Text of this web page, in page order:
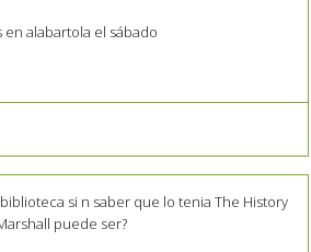
alabartola el sábado
si n saber que lo tenia The History
puede ser?